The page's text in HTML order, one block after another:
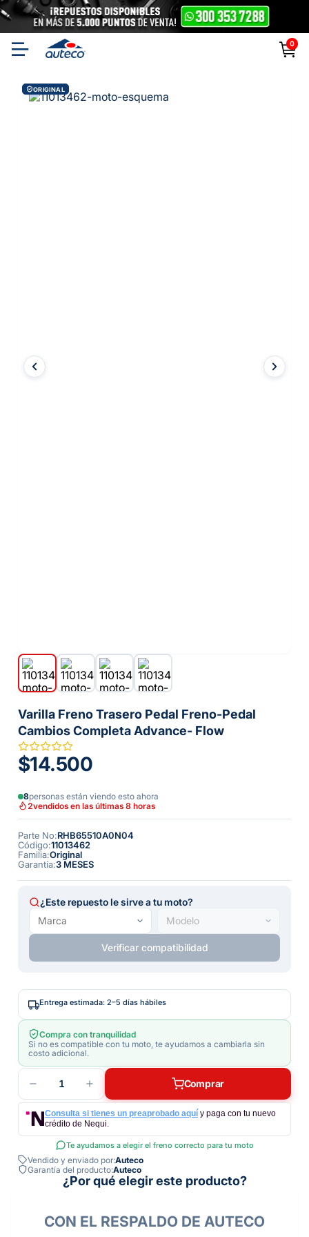
0
ORIGINAL
Varilla Freno Trasero Pedal Freno-Pedal
Cambios Completa Advance- Flow
$14.500
8personas están viendo esto ahora
2vendidos en las últimas 8 horas
Parte No:RHB65510A0N04
Código:11013462
Familia:Original
Garantía:3 MESES
¿Este repuesto le sirve a tu moto?
Verificar compatibilidad
Entrega estimada: 2–5 días hábiles
Compra con tranquilidad
Si no es compatible con tu moto, te ayudamos a cambiarla sin
costo adicional.
1 Comprar
Consulta si tienes un preaprobado aquí y paga con tu nuevo
crédito de Nequi.
Te ayudamos a elegir el freno correcto para tu moto
Vendido y enviado por:Auteco
Garantía del producto:Auteco
¿Por qué elegir este producto?
CON EL RESPALDO DE AUTECO